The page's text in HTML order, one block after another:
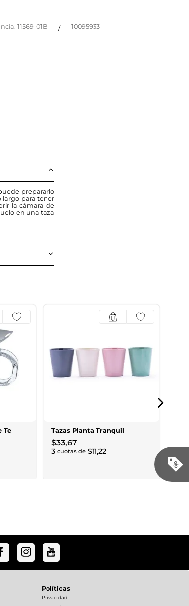
: 11569-01B / 10095933
prepararlo
largo para tener
la cámara de
en una taza
Te
Tazas Planta Tranquil
$33,67
3 cuotas de $11,22
Políticas
Privacidad